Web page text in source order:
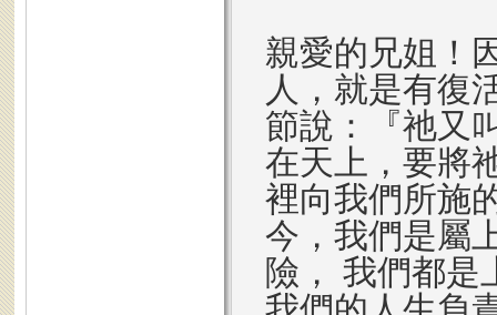
親愛的兄姐！
人，就是有復
節說：『祂又
在天上，要將
裡向我們所施
今，我們是屬
險， 我們都是